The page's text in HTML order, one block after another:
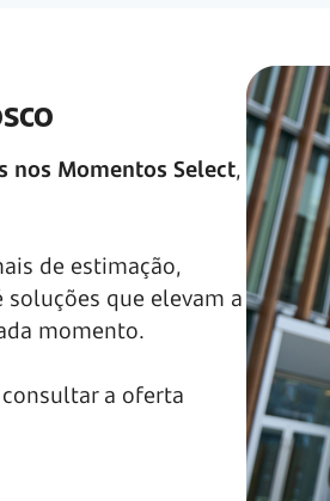
nos Momentos Select,
de estimação,
que elevam a
momento.
consultar a oferta